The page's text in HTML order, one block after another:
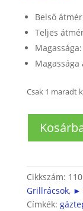
Belső
Teljes
Magassága
Csak 1 maradt
tepsi
Cikkszám:
Grillrácsok, ►
Címkék: